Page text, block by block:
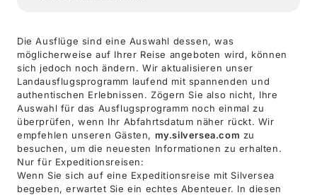
Die Ausflüge sind eine Auswahl dessen, was
möglicherweise auf Ihrer Reise angeboten wird, können
sich jedoch noch ändern. Wir aktualisieren unser
Landausflugsprogramm laufend mit spannenden und
authentischen Erlebnissen. Zögern Sie also nicht, Ihre
Auswahl für das Ausflugsprogramm noch einmal zu
überprüfen, wenn Ihr Abfahrtsdatum näher rückt. Wir
empfehlen unseren Gästen, my.silversea.com zu
besuchen, um die neuesten Informationen zu erhalten.
Nur für Expeditionsreisen:
Wenn Sie sich auf eine Expeditionsreise mit Silversea
begeben, erwartet Sie ein echtes Abenteuer. In diesen